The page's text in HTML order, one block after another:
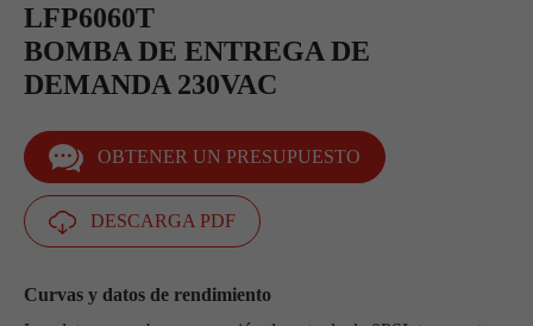
LFP6060T
BOMBA DE ENTREGA DE
DEMANDA 230VAC
OBTENER UN PRESUPUESTO
DESCARGA PDF
Curvas y datos de rendimiento